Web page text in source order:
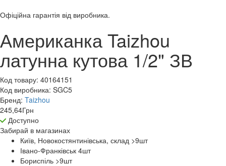
Офіційна гарантія від виробника.
Американка Taizhou
латунна кутова 1/2" ЗВ
Код товару: 40164151
Код виробника: SGC5
Бренд: Taizhou
245,64Грн
Доступно
Забирай в магазинах
Київ, Новокостянтинівська, склад >9шт
Івано-Франківськ 4шт
Бориспіль >9шт